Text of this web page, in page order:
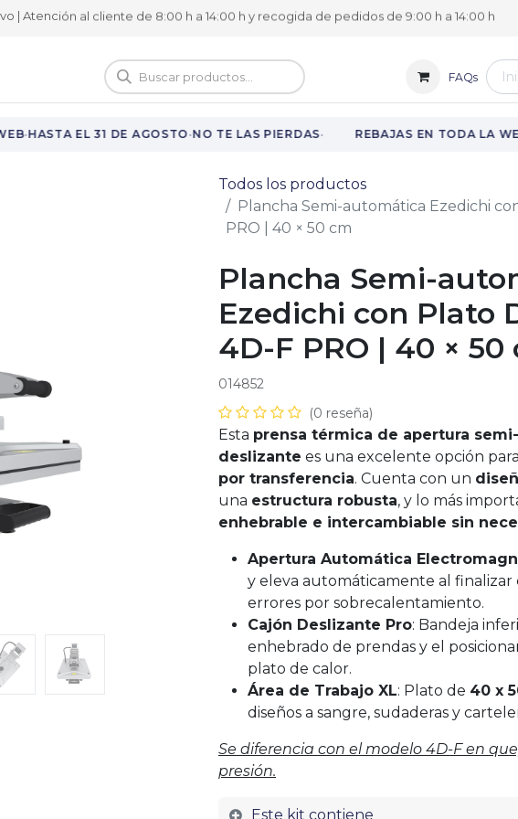
| Atención al cliente de 8:00 h a 14:00 h y recogida de pedidos de 9:00 h a 14:00 h
Vuelta al cole FAQs
·HASTA EL 31 DE AGOSTO·NO TE LAS PIERDAS· REBAJAS EN TODA LA WEB
Todos los productos
Plancha Semi-automática Ezedichi
PRO | 40 × 50 cm
Plancha Semi-
Ezedichi con Plato
4D-F PRO | 40 × 50
014852
(0 reseña)
Esta prensa térmica de apertura
deslizante es una excelente opción
por transferencia. Cuenta con un
una estructura robusta, y lo más
enhebrable e intercambiable sin
Apertura Automática
y eleva automáticamente al
errores por sobrecalentamiento.
Cajón Deslizante Pro: Bandeja
enhebrado de prendas y el
plato de calor.
Área de Trabajo XL: Plato de 40 x
diseños a sangre, sudaderas y
Se diferencia con el modelo 4D-F en
presión.
Este kit contiene